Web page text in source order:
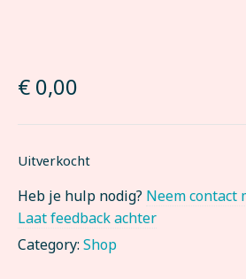
€ 0,00
Uitverkocht
Heb je hulp nodig? Neem contact
Laat feedback achter
Category: Shop